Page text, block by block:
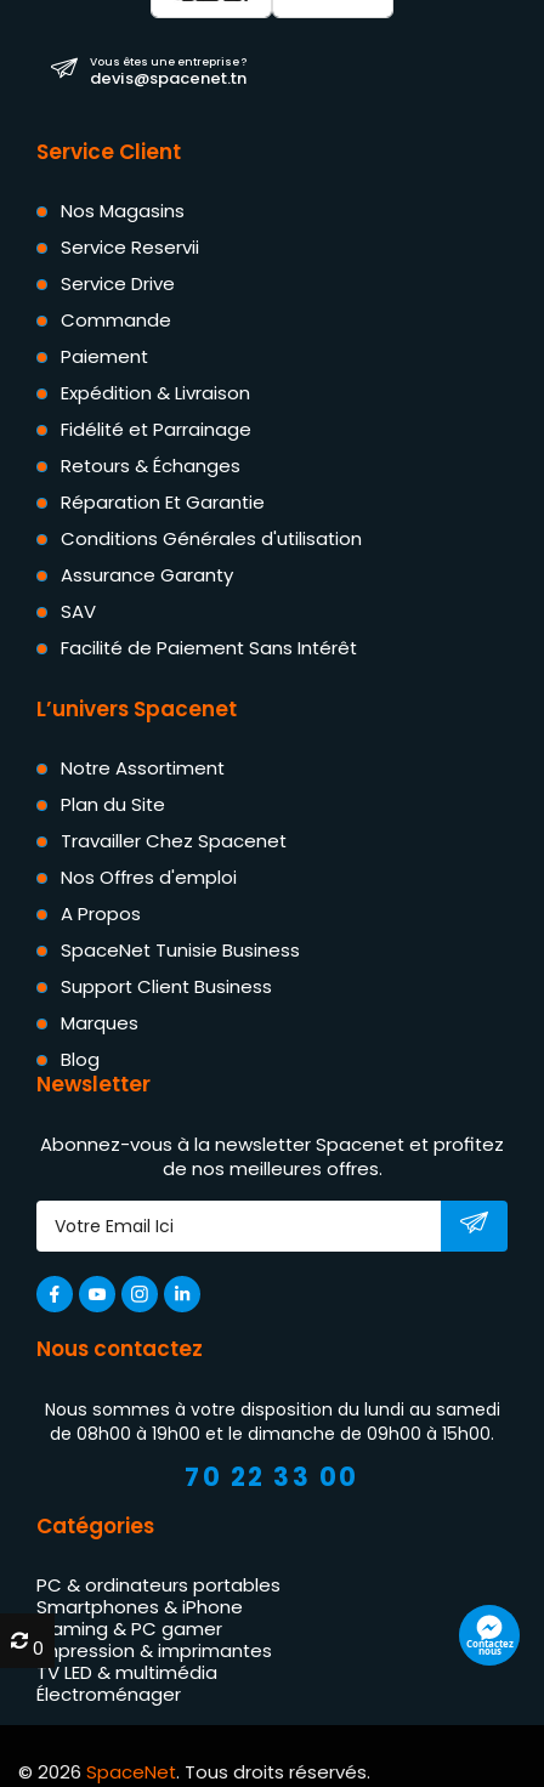
Vous êtes une entreprise ?
devis@spacenet.tn
Service Client
Nos Magasins
Service Reservii
Service Drive
Commande
Paiement
Expédition & Livraison
Fidélité et Parrainage
Retours & Échanges
Réparation Et Garantie
Conditions Générales d'utilisation
Assurance Garanty
SAV
Facilité de Paiement Sans Intérêt
L’univers Spacenet
Notre Assortiment
Plan du Site
Travailler Chez Spacenet
Nos Offres d'emploi
A Propos
SpaceNet Tunisie Business
Support Client Business
Marques
Blog
Newsletter
Abonnez-vous à la newsletter Spacenet et profitez
de nos meilleures offres.
Nous contactez
Nous sommes à votre disposition du lundi au samedi
de 08h00 à 19h00 et le dimanche de 09h00 à 15h00.
70 22 33 00
Catégories
PC & ordinateurs portables
Smartphones & iPhone
Gaming & PC gamer
Impression & imprimantes
TV LED & multimédia
Électroménager
© 2026 SpaceNet. Tous droits réservés.
Contactez
nous
0
0